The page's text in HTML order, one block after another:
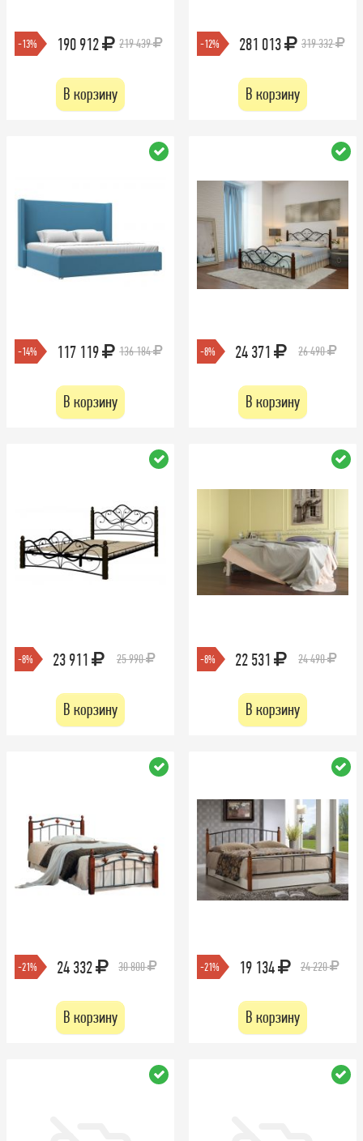
-13% 190 912 219 439
В корзину
-12% 281 013 319 332
В корзину
-14% 117 119 136 184
В корзину
-8% 24 371 26 490
В корзину
-8% 23 911 25 990
В корзину
-8% 22 531 24 490
В корзину
-21% 24 332 30 800
В корзину
-21% 19 134 24 220
В корзину